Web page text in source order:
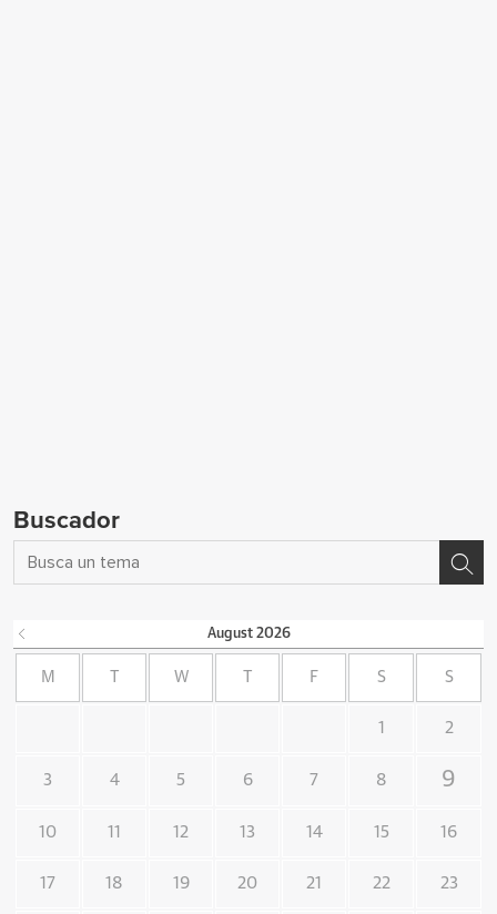
Buscador
August 2026
M W F S S
1 2
3 4 5 6 7 8 9
10 11 12 13 14 15 16
17 18 19 20 21 22 23